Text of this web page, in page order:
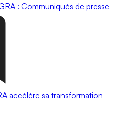
: Communiqués de presse
accélère sa transformation